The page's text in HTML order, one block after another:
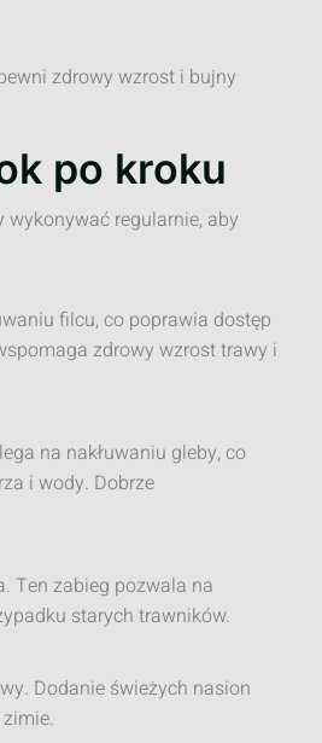
zdrowy wzrost i bujny
po kroku
regularnie, aby
filcu, co poprawia dostęp
zdrowy wzrost trawy i
na nakłuwaniu gleby, co
i wody. Dobrze
Ten zabieg pozwala na
starych trawników.
Dodanie świeżych nasion